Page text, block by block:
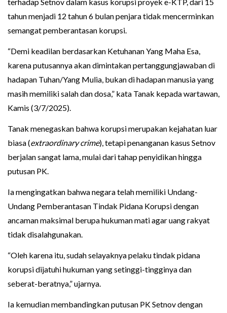
tahun menjadi 12 tahun 6 bulan penjara tidak mencerminkan
semangat pemberantasan korupsi.
“Demi keadilan berdasarkan Ketuhanan Yang Maha Esa,
karena putusannya akan dimintakan pertanggungjawaban di
hadapan Tuhan/Yang Mulia, bukan di hadapan manusia yang
masih memiliki salah dan dosa,” kata Tanak kepada wartawan,
Kamis (3/7/2025).
Tanak menegaskan bahwa korupsi merupakan kejahatan luar
biasa (extraordinary crime), tetapi penanganan kasus Setnov
berjalan sangat lama, mulai dari tahap penyidikan hingga
putusan PK.
Ia mengingatkan bahwa negara telah memiliki Undang-
Undang Pemberantasan Tindak Pidana Korupsi dengan
ancaman maksimal berupa hukuman mati agar uang rakyat
tidak disalahgunakan.
“Oleh karena itu, sudah selayaknya pelaku tindak pidana
korupsi dijatuhi hukuman yang setinggi-tingginya dan
seberat-beratnya,” ujarnya.
Ia kemudian membandingkan putusan PK Setnov dengan